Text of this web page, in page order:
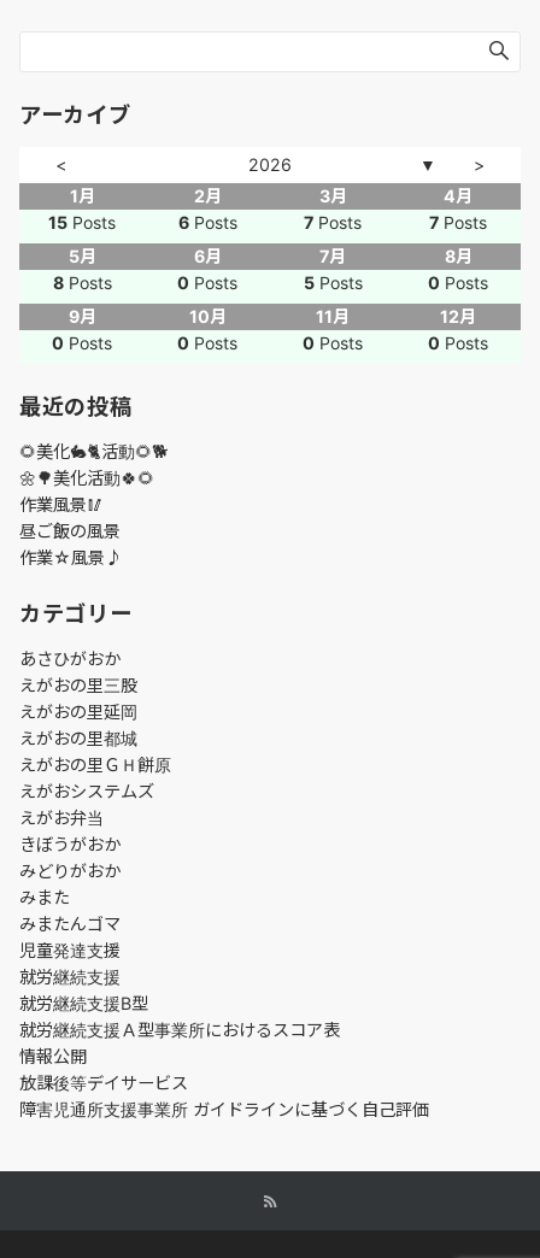
アーカイブ
< 2026 ▼
>
1月
15 Posts
2月
6 Posts
3月
7 Posts
4月
7 Posts
5月
8 Posts
6月
0 Posts
7月
5 Posts
8月
0 Posts
9月
0 Posts
10月
0 Posts
11月
0 Posts
12月
0 Posts
最近の投稿
🌻美化🐇🐈活動🌻🐕
🌼🌳美化活動🍀🌻
作業風景🥢
昼ご飯の風景
作業☆風景♪
カテゴリー
あさひがおか
えがおの里三股
えがおの里延岡
えがおの里都城
えがおの里ＧＨ餅原
えがおシステムズ
えがお弁当
きぼうがおか
みどりがおか
みまた
みまたんゴマ
児童発達支援
就労継続支援
就労継続支援B型
就労継続支援Ａ型事業所におけるスコア表
情報公開
放課後等デイサービス
障害児通所支援事業所 ガイドラインに基づく自己評価